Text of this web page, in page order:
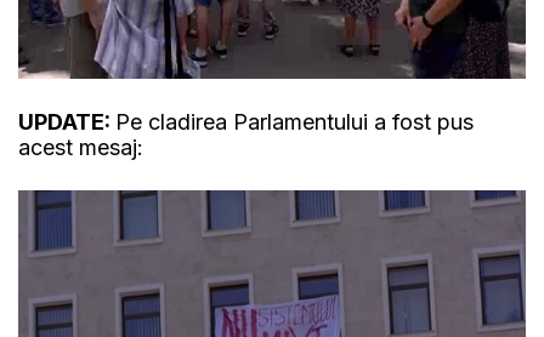
UPDATE: Pe cladirea Parlamentului a fost pus
acest mesaj: